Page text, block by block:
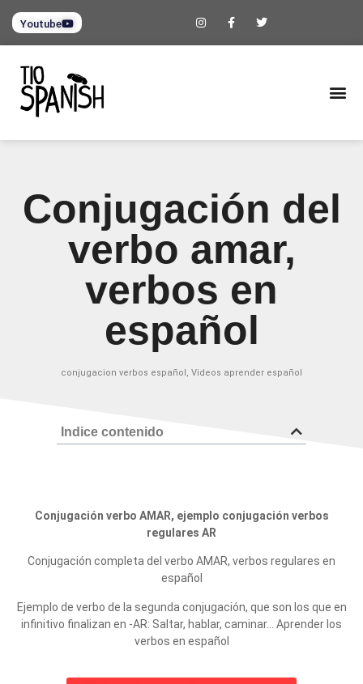
Youtube
Conjugación del
verbo amar,
verbos en
español
conjugacion verbos español, Videos aprender español
Indice contenido
Conjugación verbo AMAR, ejemplo conjugación verbos
regulares AR
Conjugación completa del verbo AMAR, verbos regulares en
español
Ejemplo de verbo de la segunda conjugación, que son los que en
infinitivo finalizan en -AR: Saltar, hablar, caminar… Aprender los
verbos en español